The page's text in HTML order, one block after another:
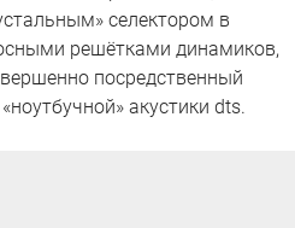
селектором в
решётками динамиков,
посредственный
«ноутбучной» акустики dts.